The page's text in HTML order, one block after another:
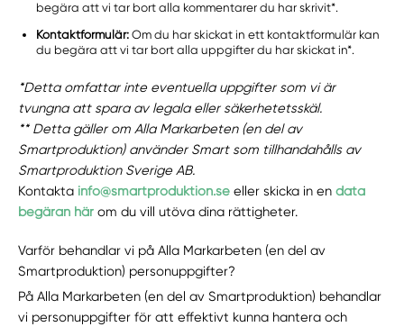
begära att vi tar bort alla kommentarer du har skrivit*.
Kontaktformulär:Om du har skickat in ett kontaktformulär kan
du begära att vi tar bort alla uppgifter du har skickat in*.
*Detta omfattar inte eventuella uppgifter som vi är
tvungna att spara av legala eller säkerhetetsskäl.
** Detta gäller om Alla Markarbeten (en del av
Smartproduktion) använder Smart som tillhandahålls av
Smartproduktion Sverige AB.
Kontakta info@smartproduktion.se eller skicka in endata
begäran här om du vill utöva dina rättigheter.
Varför behandlar vi på Alla Markarbeten (en del av
Smartproduktion) personuppgifter?
På Alla Markarbeten (en del av Smartproduktion) behandlar
vi personuppgifter för att effektivt kunna hantera och